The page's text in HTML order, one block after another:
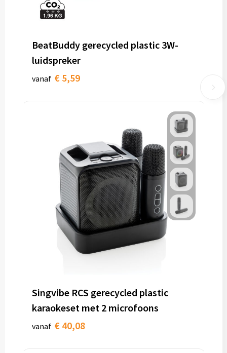
BeatBuddy gerecycled plastic 3W-
luidspreker
vanaf € 5,59
Singvibe RCS gerecycled plastic
karaokeset met 2 microfoons
vanaf € 40,08